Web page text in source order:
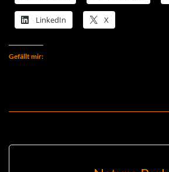
LinkedIn X
Gefällt mir: